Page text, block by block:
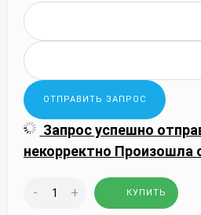
Запрос успешно
некорректно Произошла
- + КУПИТЬ